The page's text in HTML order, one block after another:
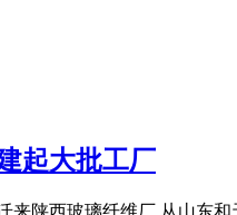
起大批工厂
来陕西玻璃纤维厂,从山东